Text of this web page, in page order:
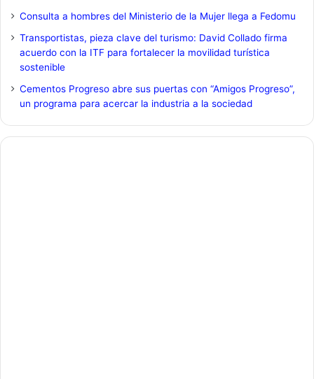
Consulta a hombres del Ministerio de la Mujer llega a Fedomu
Transportistas, pieza clave del turismo: David Collado firma
acuerdo con la ITF para fortalecer la movilidad turística
sostenible
Cementos Progreso abre sus puertas con “Amigos Progreso”,
un programa para acercar la industria a la sociedad